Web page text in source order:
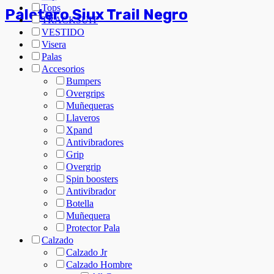
Paletero Siux Trail Negro
Tops
TRACKSUIT
VESTIDO
Visera
Palas
Accesorios
Bumpers
Overgrips
Muñequeras
Llaveros
Xpand
Antivibradores
Grip
Overgrip
Spin boosters
Antivibrador
Botella
Muñequera
Protector Pala
Calzado
Calzado Jr
Calzado Hombre